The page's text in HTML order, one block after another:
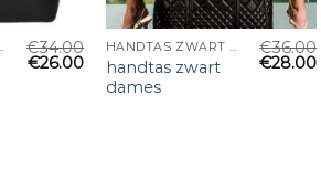
DAMES €34.00
€26.00
HANDTAS ZWART DAMES
handtas zwart
dames
€36.00
€28.00